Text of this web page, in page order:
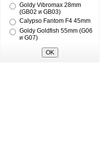
Goldy Vibromax 28mm
(GB02 и GB03)
Calypso Fantom F4 45mm
Goldy Goldfish 55mm (G06
и G07)